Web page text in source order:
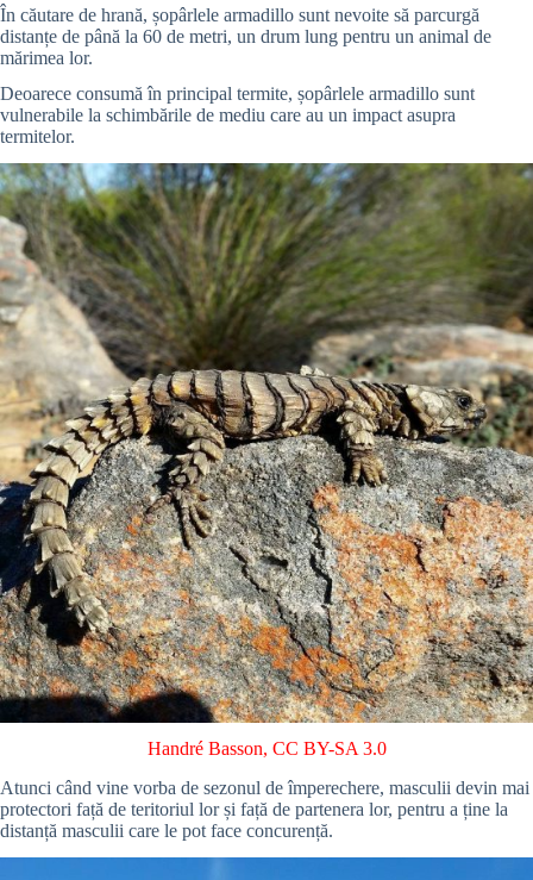
În căutare de hrană, șopârlele armadillo sunt nevoite să parcurgă
distanțe de până la 60 de metri, un drum lung pentru un animal de
mărimea lor.
Deoarece consumă în principal termite, șopârlele armadillo sunt
vulnerabile la schimbările de mediu care au un impact asupra
termitelor.
Handré Basson, CC BY-SA 3.0
Atunci când vine vorba de sezonul de împerechere, masculii devin mai
protectori față de teritoriul lor și față de partenera lor, pentru a ține la
distanță masculii care le pot face concurență.